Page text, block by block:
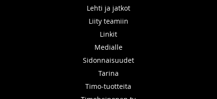
Lehti ja jatkot
Liity teamiin
Linkit
Medialle
Sidonnaisuudet
Tarina
Timo-tuotteita